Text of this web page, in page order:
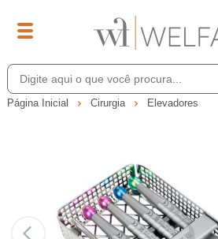
Página Inicial Cirurgia Elevadores